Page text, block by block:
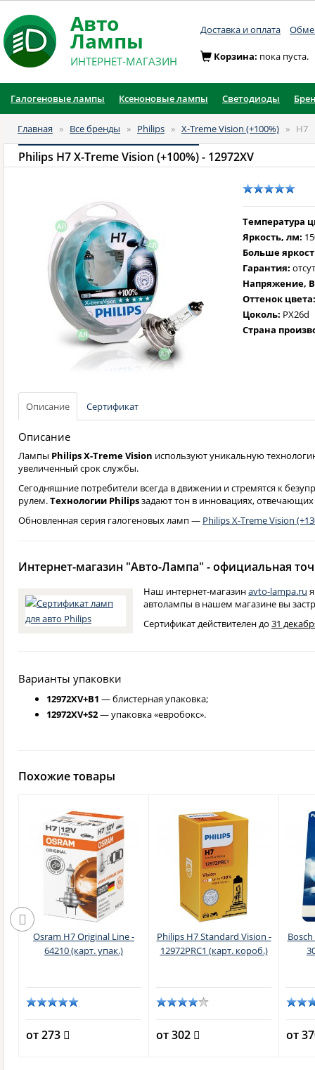
Авто
Лампы
ИНТЕРНЕТ-МАГАЗИН
Доставка и оплата
Корзина: пока пуста.
Галогеновые лампы Ксеноновые лампы Светодиоды
Главная » Все бренды » Philips » X-Treme Vision (+100%) » H7
Philips H7 X-Treme Vision (+100%)- 12972XV
Температура
Яркость, лм:
Больше
Гарантия:
Напряжение,
Оттенок
Цоколь: PX26d
Страна
Описание Сертификат
Описание
Лампы Philips X-Treme Vision используют уникальную
увеличенный срок службы.
Сегодняшние потребители всегда в движении и стремятся к
рулем.Технологии Philipsзадают тон в инновациях,
Обновленная серия галогеновых ламп — Philips X-Treme Vision
Интернет-магазин "Авто-Лампа" - официальная
Наш интернет-магазинavto-lampa.ru
автолампы в нашем магазине вы
Сертификат действителен до 31
Варианты упаковки
12972XV+B1 — блистерная упаковка;
12972XV+S2— упаковка «евробокс».
Похожие товары
Osram H7 Original Line -
64210 (карт. упак.)
от 273
Philips H7 Standard Vision -
12972PRC1 (карт. короб.)
от 302 от